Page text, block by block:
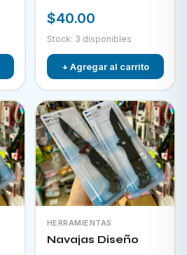
$40.00
Stock: 3 disponibles
+ Agregar al carrito
HERRAMIENTAS
Navajas Diseño